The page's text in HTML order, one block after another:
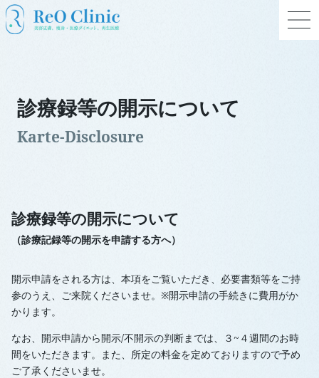
診療録等の開示について
診療録等の開示について
（診療記録等の開示を申請する方へ）
開示申請をされる方は、本項をご覧いただき、必要書類等をご持
参のうえ、ご来院くださいませ。※開示申請の手続きに費用がか
かります。
なお、開示申請から開示/不開示の判断までは、３~４週間のお時
間をいただきます。また、所定の料金を定めておりますので予め
ご了承くださいませ。